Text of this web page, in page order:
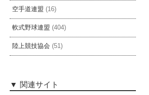
空手道連盟 (16)
軟式野球連盟 (404)
陸上競技協会 (51)
関連サイト